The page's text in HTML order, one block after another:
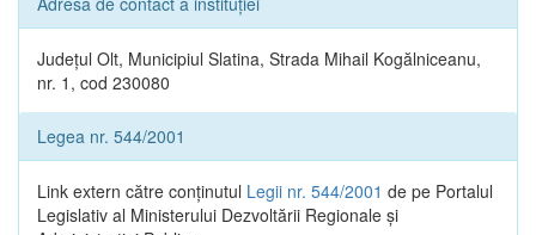
Județul Olt, Municipiul Slatina, Strada Mihail Kogălniceanu,
nr. 1, cod 230080
Legea nr. 544/2001
Link extern către conținutul Legii nr. 544/2001 de pe Portalul
Legislativ al Ministerului Dezvoltării Regionale și